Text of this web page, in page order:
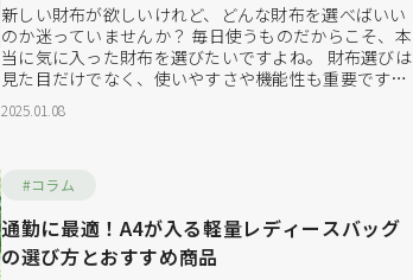
新しい財布が欲しいけれど、どんな財布を選べばいい
のか迷っていませんか？ 毎日使うものだからこそ、本
当に気に入った財布を選びたいですよね。 財布選びは
見た目だけでなく、使いやすさや機能性も重要です。
する必要があるでしょう。 この記事では、上記のよう
布を見つけ...
2025.01.08
#コラム
通勤に最適！A4が入る軽量レディースバッグ
の選び方とおすすめ商品